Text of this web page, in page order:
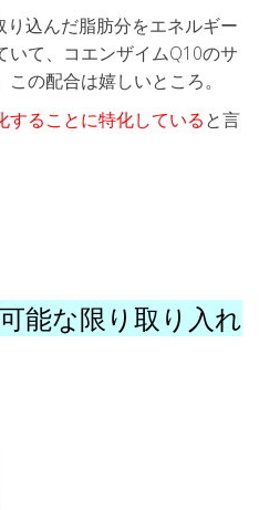
込んだ脂肪分をエネルギー
いて、コエンザイムQ10のサ
の配合は嬉しいところ。
することに特化していると言
能な限り取り入れ